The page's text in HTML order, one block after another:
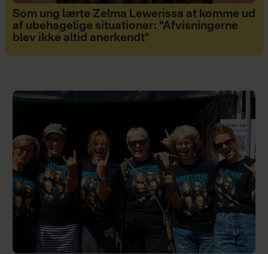
Som ung lærte Zelma Lewerissa at komme ud
af ubehagelige situationer: "Afvisningerne
blev ikke altid anerkendt"